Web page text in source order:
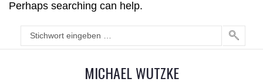
Perhaps searching can help.
MICHAEL WUTZKE